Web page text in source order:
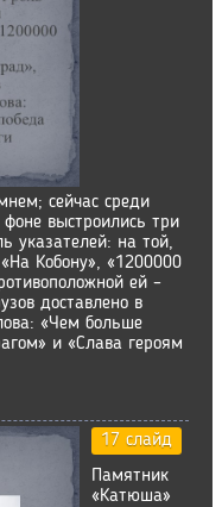
сейчас среди
выстроились три
указателей: на той,
Кобону», «1200000
ей –
доставлено в
«Чем больше
и «Слава героям
17 слайд
Памятник
«Катюша»